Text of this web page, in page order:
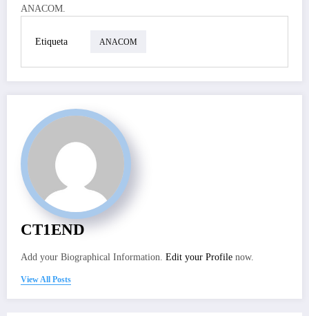
ANACOM.
Etiqueta ANACOM
CT1END
Add your Biographical Information. Edit your Profile now.
View All Posts